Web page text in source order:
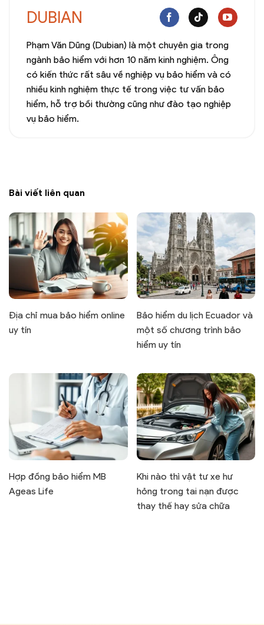
DUBIAN
Phạm Văn Dũng (Dubian) là một chuyên gia trong
ngành bảo hiểm với hơn 10 năm kinh nghiệm. Ông
có kiến thức rất sâu về nghiệp vụ bảo hiểm và có
nhiều kinh nghiệm thực tế trong việc tư vấn bảo
hiểm, hỗ trợ bồi thường cũng như đào tạo nghiệp
vụ bảo hiểm.
Bài viết liên quan
Địa chỉ mua bảo hiểm online
uy tín
Bảo hiểm du lịch Ecuador và
một số chương trình bảo
hiểm uy tín
Hợp đồng bảo hiểm MB
Ageas Life
Khi nào thì vật tư xe hư
hỏng trong tai nạn được
thay thế hay sửa chữa